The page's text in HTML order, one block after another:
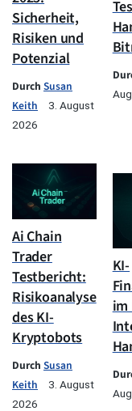
Sicherheit,
Risiken und
Potenzial
Durch Susan
Keith
3. August
2026
Ai Chain
Trader
Testbericht:
Risikoanalyse
des KI-
Kryptobots
Durch Susan
Keith
3. August
2026
KI-
im